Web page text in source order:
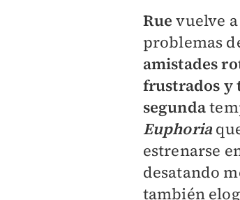
Rue vuelve
problemas
amistades
frustrados y
segunda
Euphoria
estrenarse
desatando
también